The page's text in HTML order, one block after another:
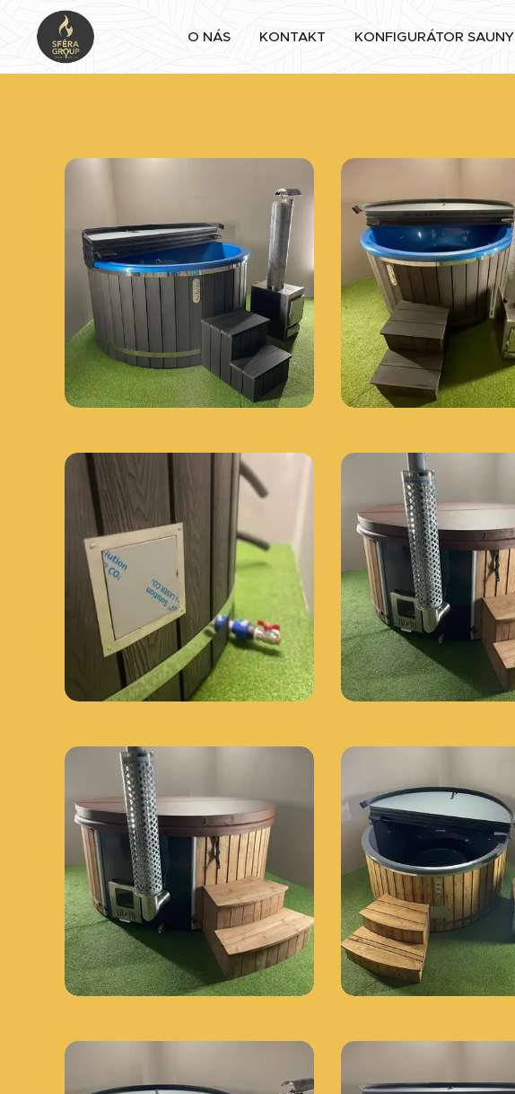
O NÁS KONTAKT KONFIGURÁTOR SAUNY